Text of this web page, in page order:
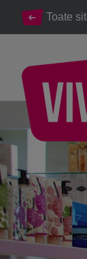
Toate
Marionnaud,